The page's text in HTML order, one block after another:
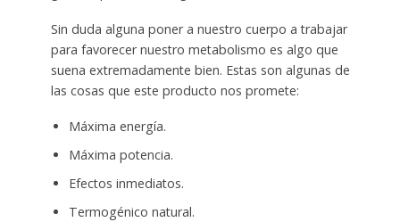
Sin duda alguna poner a nuestro cuerpo a trabajar
para favorecer nuestro metabolismo es algo que
suena extremadamente bien. Estas son algunas de
las cosas que este producto nos promete:
Máxima energía.
Máxima potencia.
Efectos inmediatos.
Termogénico natural.